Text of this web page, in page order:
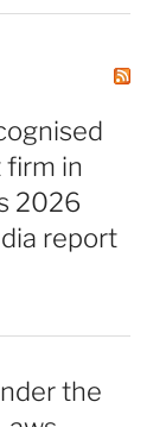
firm in
2026
report
the